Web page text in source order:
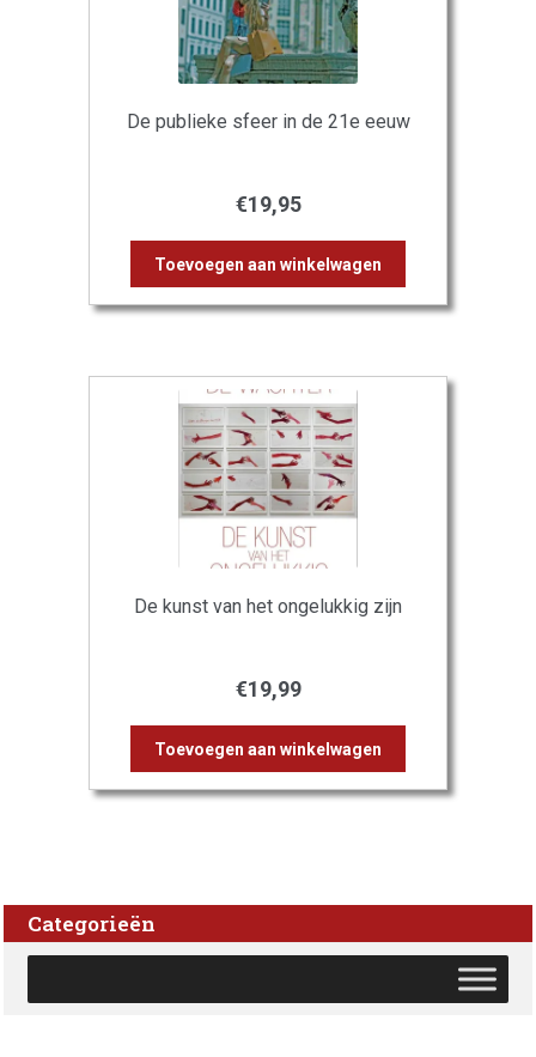
De publieke sfeer in de 21e eeuw
€19,95
Toevoegen aan winkelwagen
De kunst van het ongelukkig zijn
€19,99
Toevoegen aan winkelwagen
Categorieën